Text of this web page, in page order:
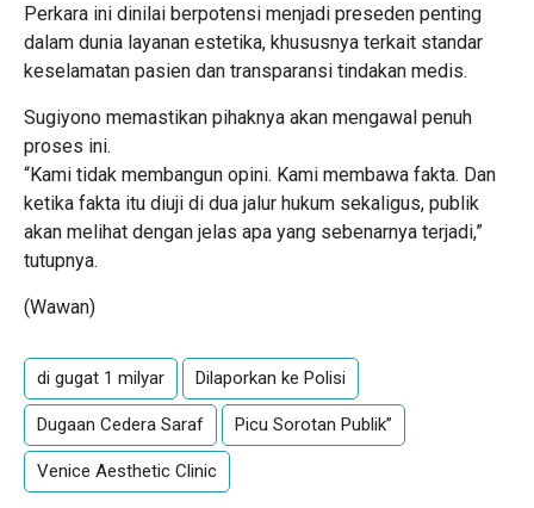
Perkara ini dinilai berpotensi menjadi preseden penting
dalam dunia layanan estetika, khususnya terkait standar
keselamatan pasien dan transparansi tindakan medis.
Sugiyono memastikan pihaknya akan mengawal penuh
proses ini.
“Kami tidak membangun opini. Kami membawa fakta. Dan
ketika fakta itu diuji di dua jalur hukum sekaligus, publik
akan melihat dengan jelas apa yang sebenarnya terjadi,”
tutupnya.
(Wawan)
di gugat 1 milyar Dilaporkan ke Polisi
Dugaan Cedera Saraf Picu Sorotan Publik”
Venice Aesthetic Clinic